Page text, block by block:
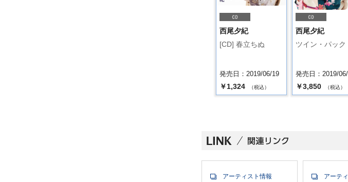
西尾夕紀
[CD] 春立ちぬ
発売日：2019/06/19
￥1,324 （税込）
西尾夕紀
ツイン・パック
発売日：2019/
￥3,850 （税込）
アーティスト情報 アーテ